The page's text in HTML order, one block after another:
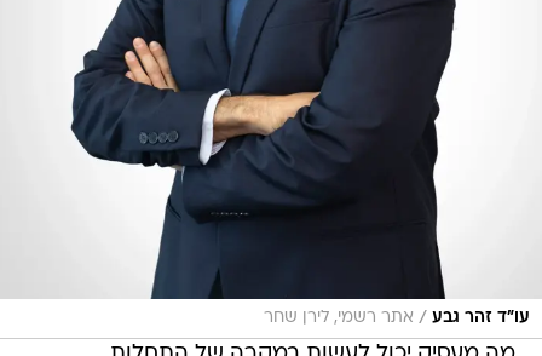
עו"ד זהר גבע / אתר רשמי, לירן שחר